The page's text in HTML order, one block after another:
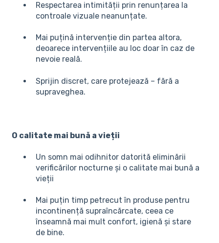
Respectarea intimității prin renunțarea la
controale vizuale neanunțate.
Mai puțină intervenție din partea altora,
deoarece intervențiile au loc doar în caz de
nevoie reală.
Sprijin discret, care protejează – fără a
supraveghea.
O calitate mai bună a vieții
Un somn mai odihnitor datorită eliminării
verificărilor nocturne și o calitate mai bună a
vieții
Mai puțin timp petrecut în produse pentru
incontinență supraîncărcate, ceea ce
înseamnă mai mult confort, igienă și stare
de bine.